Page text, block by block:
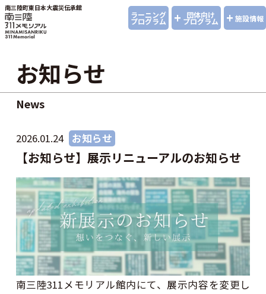
南三陸町東日本大震災伝承館
ラーニング
プログラム + 団体向け
プログラム + 施設情報
お知らせ
News
2026.01.24 お知らせ
【お知らせ】展示リニューアルのお知らせ
南三陸311メモリアル館内にて、展示内容を変更し